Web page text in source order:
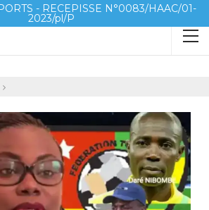
- RECEPISSE N°0083/HAAC/01-
2023/pl/P